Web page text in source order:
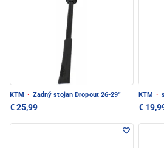
KTM · Zadný stojan Dropout 26-29"
€ 25,99
KTM ·
€